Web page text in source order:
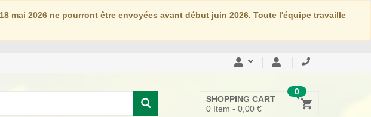
mai 2026 ne pourront être envoyées avant début juin 2026. Toute l'équipe travaille
0
SHOPPING CART
0 Item - 0,00 €